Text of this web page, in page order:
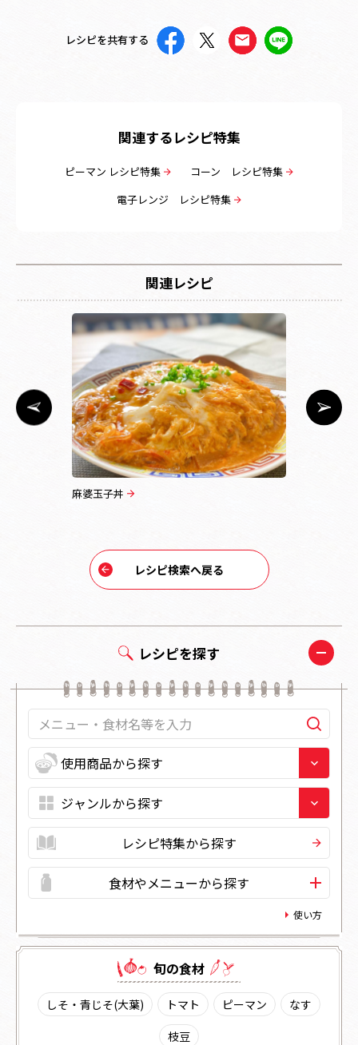
レシピを探す
レシピ特集から探す
食材やメニューから探す
使い方
旬の⾷材
しそ・青じそ(大葉) トマト ピーマン
なす
枝豆
レシピを共有する
関連するレシピ特集
ピーマン レシピ特集
コーン レシピ特集
電子レンジ レシピ特集
関連レシピ
麻婆玉子丼
レシピ検索へ戻る